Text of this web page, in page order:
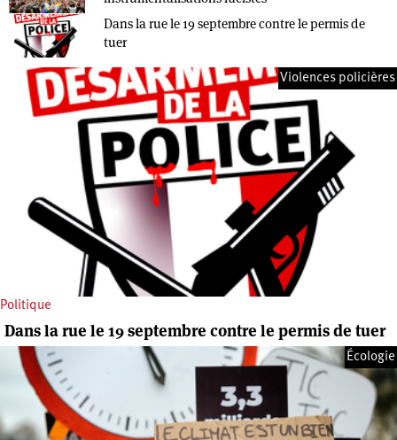
Dans la rue le 19 septembre contre le permis de
tuer
Politique
Violences policières
Dans la rue le 19 septembre contre le permis de tuer
Écologie